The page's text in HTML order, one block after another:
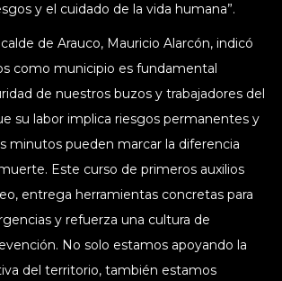
y el cuidado de la vida humana”.
de Arauco, Mauricio Alarcón, indicó
como municipio es fundamental
de nuestros buzos y trabajadores del
su labor implica riesgos permanentes y
minutos pueden marcar la diferencia
Este curso de primeros auxilios
entrega herramientas concretas para
y refuerza una cultura de
No solo estamos apoyando la
del territorio, también estamos